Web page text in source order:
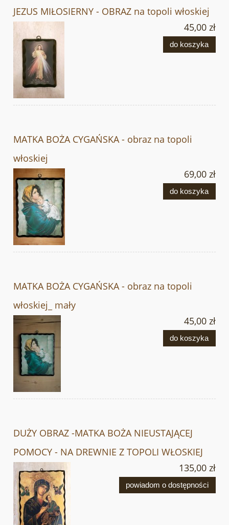
JEZUS MIŁOSIERNY - OBRAZ na topoli włoskiej
45,00 zł
do koszyka
MATKA BOŻA CYGAŃSKA - obraz na topoli
włoskiej
69,00 zł
do koszyka
MATKA BOŻA CYGAŃSKA - obraz na topoli
włoskiej_ mały
45,00 zł
do koszyka
DUŻY OBRAZ -MATKA BOŻA NIEUSTAJĄCEJ
POMOCY - NA DREWNIE Z TOPOLI WŁOSKIEJ
135,00 zł
powiadom o dostępności